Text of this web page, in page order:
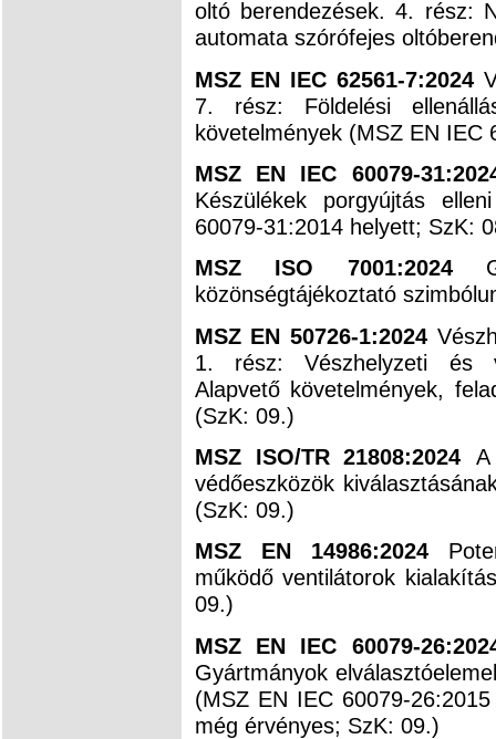
oltó berendezések. 4. rész:
automata szórófejes
MSZ EN IEC 62561-7:2024
7. rész: Földelési
követelmények (MSZ EN IEC
MSZ EN IEC 60079-
Készülékek porgyújtás
60079-31:2014 helyett; SzK:
MSZ ISO 7001:2024
közönségtájékoztató
MSZ EN 50726-1:2024
1. rész: Vészhelyzeti és
Alapvető követelmények,
(SzK: 09.)
MSZ ISO/TR 21808:2024
védőeszközök
(SzK: 09.)
MSZ EN 14986:2024
működő ventilátorok
09.)
MSZ EN IEC 60079-
Gyártmányok
(MSZ EN IEC 60079-
még érvényes; SzK: 09.)